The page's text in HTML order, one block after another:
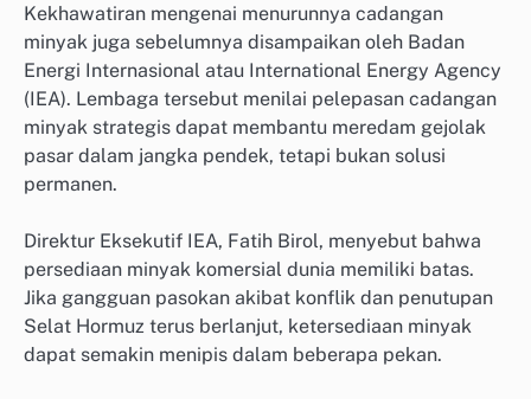
Kekhawatiran mengenai menurunnya cadangan
minyak juga sebelumnya disampaikan oleh Badan
Energi Internasional atau International Energy Agency
(IEA). Lembaga tersebut menilai pelepasan cadangan
minyak strategis dapat membantu meredam gejolak
pasar dalam jangka pendek, tetapi bukan solusi
permanen.
Direktur Eksekutif IEA, Fatih Birol, menyebut bahwa
persediaan minyak komersial dunia memiliki batas.
Jika gangguan pasokan akibat konflik dan penutupan
Selat Hormuz terus berlanjut, ketersediaan minyak
dapat semakin menipis dalam beberapa pekan.